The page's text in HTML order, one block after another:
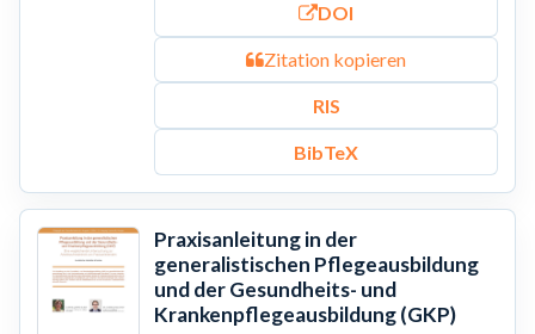
DOI
Zitation kopieren
RIS
BibTeX
Praxisanleitung in der
generalistischen Pflegeausbildung
und der Gesundheits- und
Krankenpflegeausbildung (GKP)